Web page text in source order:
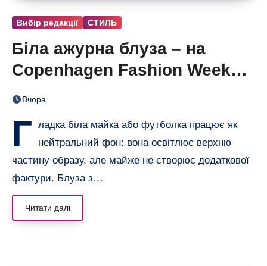
Вибір редакції СТИЛЬ
Біла ажурна блуза – на
Copenhagen Fashion Week
показали тренд цього літа
Вчора
Г ладка біла майка або футболка працює як
нейтральний фон: вона освітлює верхню
частину образу, але майже не створює додаткової
фактури. Блуза з…
Читати далі